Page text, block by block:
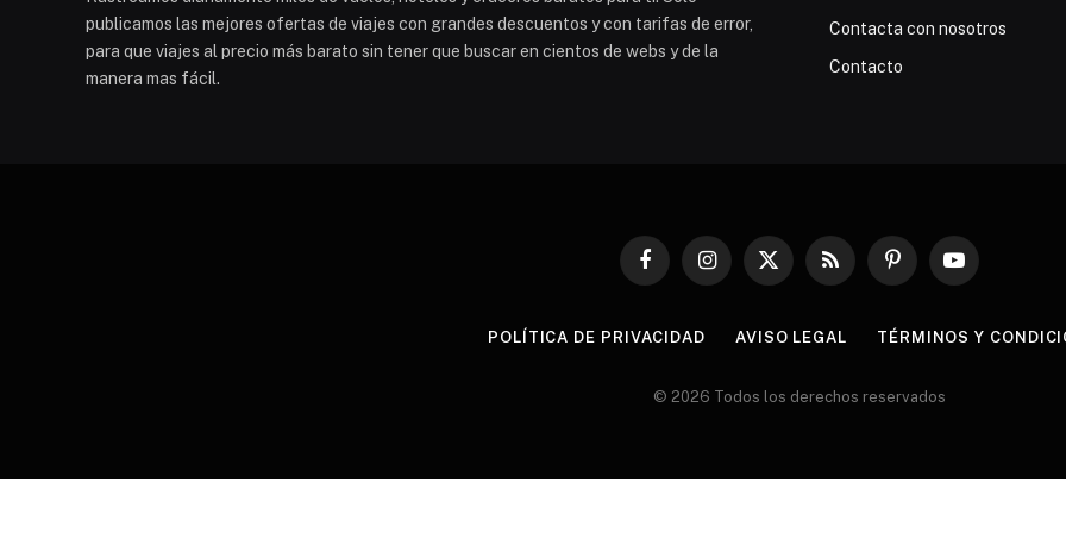
publicamos las mejores ofertas de viajes con grandes descuentos y con tarifas de error,
para que viajes al precio más barato sin tener que buscar en cientos de webs y de la
manera mas fácil.
Contacta con nosotros
Contacto
FacebookInstagram
X
RSS PinterestYouTube
POLÍTICA DE PRIVACIDAD AVISO LEGAL TÉRMINOS Y
© 2026 Todos los derechos reservados